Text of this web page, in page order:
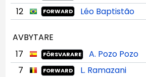
12 FORWARD Léo Baptistão
AVBYTARE
17
FÖRSVARARE A. Pozo Pozo
7 FORWARD L. Ramazani